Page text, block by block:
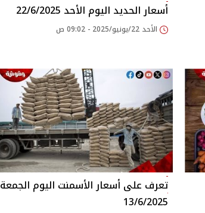
أسعار الحديد اليوم الأحد 22/6/2025
الأحد 22/يونيو/2025 - 09:02 ص
تعرف على أسعار الأسمنت اليوم الجمعة
13/6/2025